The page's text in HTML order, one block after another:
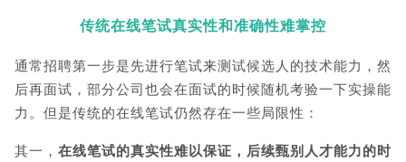
传统在线笔试真实性和准确性难掌控
通常招聘第一步是先进行笔试来测试候选人的技术能力，然
后再面试，部分公司也会在面试的时候随机考验一下实操能
力。但是传统的在线笔试仍然存在一些局限性：
其一， 在线笔试的真实性难以保证，后续甄别人才能力的时